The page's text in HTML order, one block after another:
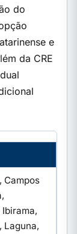
do
e
da CRE
Campos
Ibirama,
Laguna,